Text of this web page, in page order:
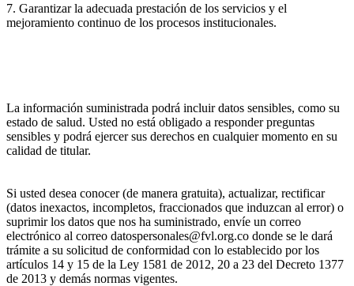
7. Garantizar la adecuada prestación de los servicios y el
mejoramiento continuo de los procesos institucionales.
La información suministrada podrá incluir datos sensibles, como su
estado de salud. Usted no está obligado a responder preguntas
sensibles y podrá ejercer sus derechos en cualquier momento en su
calidad de titular.
Si usted desea conocer (de manera gratuita), actualizar, rectificar
(datos inexactos, incompletos, fraccionados que induzcan al error) o
suprimir los datos que nos ha suministrado, envíe un correo
electrónico al correo datospersonales@fvl.org.co donde se le dará
trámite a su solicitud de conformidad con lo establecido por los
artículos 14 y 15 de la Ley 1581 de 2012, 20 a 23 del Decreto 1377
de 2013 y demás normas vigentes.